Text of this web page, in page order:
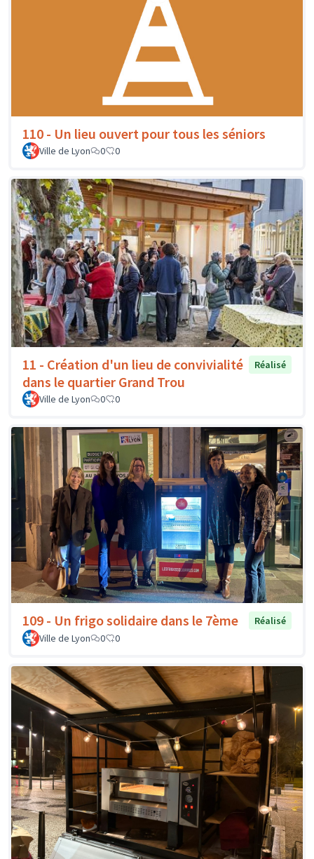
110 - Un lieu ouvert pour tous les séniors
Ville de Lyon 0 0
11 - Création d'un lieu de convivialité
dans le quartier Grand Trou
Réalisé
Ville de Lyon 0 0
109 - Un frigo solidaire dans le 7ème
Réalisé
Ville de Lyon
0 0